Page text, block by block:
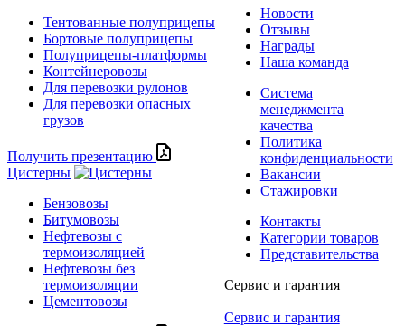
Тентованные полуприцепы
Бортовые полуприцепы
Полуприцепы-платформы
Контейнеровозы
Для перевозки рулонов
Для перевозки опасных
грузов
Получить презентацию
Цистерны
Бензовозы
Битумовозы
Нефтевозы с
термоизоляцией
Нефтевозы без
термоизоляции
Цементовозы
Новости
Отзывы
Награды
Наша команда
Система
менеджмента
качества
Политика
конфиденциальности
Вакансии
Стажировки
Контакты
Категории товаров
Представительства
Сервис и гарантия
Сервис и гарантия